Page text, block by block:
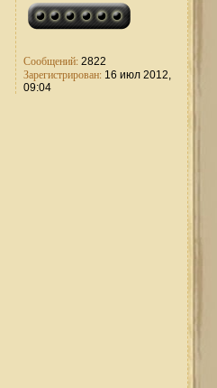
Сообщений: 2822
Зарегистрирован: 16 июл 2012,
09:04